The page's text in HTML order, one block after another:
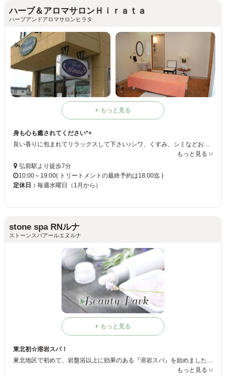
ハーブ＆アロマサロンＨｉｒａｔａ
ハーブアンドアロマサロンヒラタ
もっと見る
身も心も癒されてください*+
良い香りに包まれてリラックスして下さい♪シワ、くすみ、シミなどお肌の悩みを解消し、なめらかな肌を手に入れましょう*+☆お肌だけでなくお顔、ボディの悩みも解消☆是非ご来店下さいませ+
もっと見る
弘前駅より徒歩7分
10:00～19:00( トリートメントの最終予約は18:00迄 )
定休日： 毎週水曜日（1月から）
stone spa RNルナ
ストーンスパアールエヌルナ
もっと見る
東北初☆溶岩スパ！
東北地区で初めて、岩盤浴以上に効果のある『溶岩スパ』を始めました！そのほかにもTVで話題の『ゴールドエステ』や『酸素バー』を取り揃えて、オシャレな雰囲気とアットホームなスタッフお待ちしてます☆
もっと見る